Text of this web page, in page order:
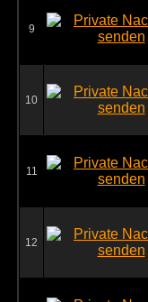
9
10
11
12